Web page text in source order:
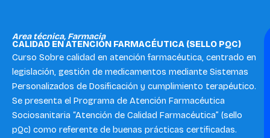
Area técnica, Farmacia
CALIDAD EN ATENCIÓN FARMACÉUTICA (SELLO PQC)
Curso Sobre calidad en atención farmacéutica, centrado en
legislación, gestión de medicamentos mediante Sistemas
Personalizados de Dosificación y cumplimiento terapéutico.
Se presenta el Programa de Atención Farmacéutica
Sociosanitaria “Atención de Calidad Farmacéutica” (sello
pQc) como referente de buenas prácticas certificadas.